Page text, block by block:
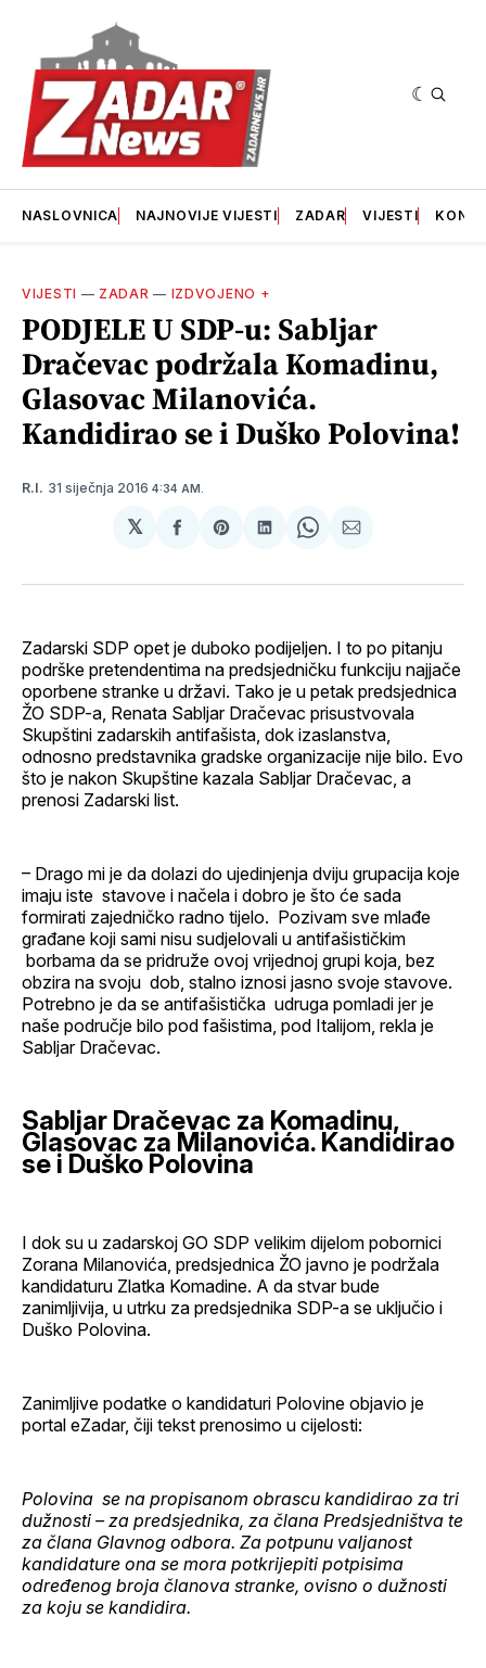
NASLOVNICA NAJNOVIJE VIJESTI ZADAR VIJESTI
VIJESTI — ZADAR — IZDVOJENO +
PODJELE U SDP-u: Sabljar
Dračevac podržala Komadinu,
Glasovac Milanovića.
Kandidirao se i Duško Polovina!
R.I. 31 siječnja 2016 4:34 AM.
𝕏
podijeliSharepodijeliSharepodijeli
Zadarski SDP opet je duboko podijeljen. I to po pitanju
podrške pretendentima na predsjedničku funkciju najjače
oporbene stranke u državi. Tako je u petak predsjednica
ŽO SDP-a, Renata Sabljar Dračevac prisustvovala
Skupštini zadarskih antifašista, dok izaslanstva,
odnosno predstavnika gradske organizacije nije bilo. Evo
što je nakon Skupštine kazala Sabljar Dračevac, a
prenosi Zadarski list.
– Drago mi je da dolazi do ujedinjenja dviju grupacija koje
imaju iste stavove i načela i dobro je što će sada
formirati zajedničko radno tijelo. Pozivam sve mlađe
građane koji sami nisu sudjelovali u antifašističkim
borbama da se pridruže ovoj vrijednoj grupi koja, bez
obzira na svoju dob, stalno iznosi jasno svoje stavove.
Potrebno je da se antifašistička udruga pomladi jer je
naše područje bilo pod fašistima, pod Italijom, rekla je
Sabljar Dračevac.
Sabljar Dračevac za Komadinu,
Glasovac za Milanovića. Kandidirao
se i Duško Polovina
I dok su u zadarskoj GO SDP velikim dijelom pobornici
Zorana Milanovića, predsjednica ŽO javno je podržala
kandidaturu Zlatka Komadine. A da stvar bude
zanimljivija, u utrku za predsjednika SDP-a se uključio i
Duško Polovina.
Zanimljive podatke o kandidaturi Polovine objavio je
portal eZadar, čiji tekst prenosimo u cijelosti:
Polovina se na propisanom obrascu kandidirao za tri
dužnosti – za predsjednika, za člana Predsjedništva te
za člana Glavnog odbora. Za potpunu valjanost
kandidature ona se mora potkrijepiti potpisima
određenog broja članova stranke, ovisno o dužnosti
za koju se kandidira.